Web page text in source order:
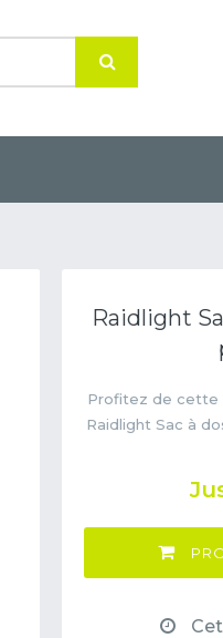
Raidlight
Profitez de cette
Raidlight Sac à